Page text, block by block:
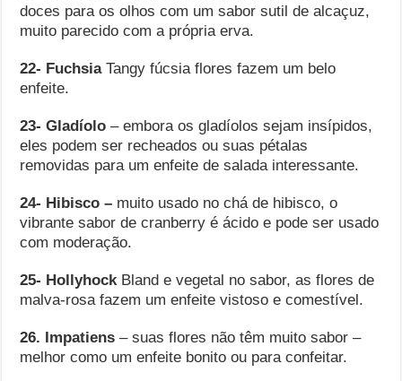
doces para os olhos com um sabor sutil de alcaçuz,
muito parecido com a própria erva.
22- FuchsiaTangy fúcsia flores fazem um belo
enfeite.
23- Gladíolo – embora os gladíolos sejam insípidos,
eles podem ser recheados ou suas pétalas
removidas para um enfeite de salada interessante.
24- Hibisco – muito usado no chá de hibisco, o
vibrante sabor de cranberry é ácido e pode ser usado
com moderação.
25- HollyhockBland e vegetal no sabor, as flores de
malva-rosa fazem um enfeite vistoso e comestível.
26. Impatiens – suas flores não têm muito sabor –
melhor como um enfeite bonito ou para confeitar.